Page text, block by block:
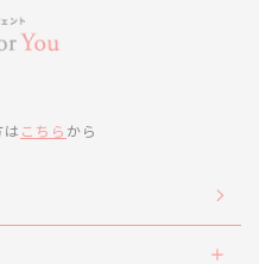
こちら から